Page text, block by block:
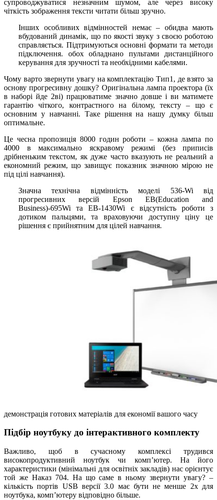
супроводжуватися незначним шумом, але через високу
чіткість зображення тексти читати більш зручно.
Інших особливих відмінностей немає – обидва мають
вбудований динамік, що по якості звуку з своєю роботою
справляється. Підтримуються основні формати та методи
підключення. обох обладнано пультами дистанційного
керування для зручності та необхідними кабелями.
Чому варто звернути увагу на комплектацію Тип1, де взято за
основу прогресивну дошку? Оригінальна лампа проектора (їх
в наборі йде 2ві) працюватиме значно довше і ви матимете
гарантію чіткого, контрастного на білому, тексту – що є
основним у навчанні. Таке рішення на нашу думку більш
оптимальне.
Це чесна пропозиція 8000 годин роботи – кожна лампа по
4000 в максимально яскравому режимі (без приписів
дрібненьким текстом, як дуже часто вказують не реальний а
економний режим, що завищує показник значною мірою не
під цілі навчання).
Значна технічна відмінність моделі 536-Wi від
прогресивних версій Epson EB(Education and
Business)-695Wi та EB-1430Wi є відсутність роботи з
дотиком пальцями, та враховуючи доступну ціну це
рішення є прийнятним для цілей навчання.
демонстрація готових матеріалів для економії вашого часу
Підбір ноутбуку до інтерактивного комплекту
Важливо, щоб в сучасному комплексі трудився
високопродуктивний ноутбук чи комп’ютер. На його
характеристики (мінімальні для освітніх закладів) нас орієнтує
той же Наказ 704. На що саме в ньому звернути увагу? –
кількість портів USB версії 3.0 має бути не менше 2х для
ноутбука, комп’ютеру відповідно більше.